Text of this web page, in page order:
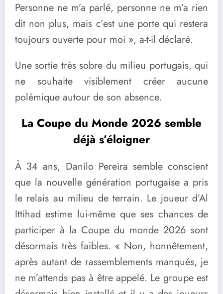
Personne ne m’a parlé, personne ne m’a rien
dit non plus, mais c’est une porte qui restera
toujours ouverte pour moi », a-t-il déclaré.
Une sortie très sobre du milieu portugais, qui
ne souhaite visiblement créer aucune
polémique autour de son absence.
La Coupe du Monde 2026 semble
déjà s’éloigner
À 34 ans, Danilo Pereira semble conscient
que la nouvelle génération portugaise a pris
le relais au milieu de terrain. Le joueur d’Al
Ittihad estime lui-même que ses chances de
participer à la Coupe du monde 2026 sont
désormais très faibles. « Non, honnêtement,
après autant de rassemblements manqués, je
ne m’attends pas à être appelé. Le groupe est